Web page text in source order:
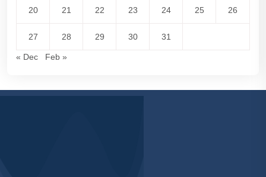
20 21 22 23 24 25 26
27 28 29 30 31
« Dec Feb »